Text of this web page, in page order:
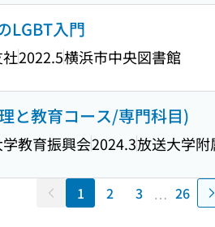
LGBT入門
2022.5横浜市中央図書館
と教育コース/専門科目)
教育振興会2024.3放送大学附
Previous
1 2 3 … 26